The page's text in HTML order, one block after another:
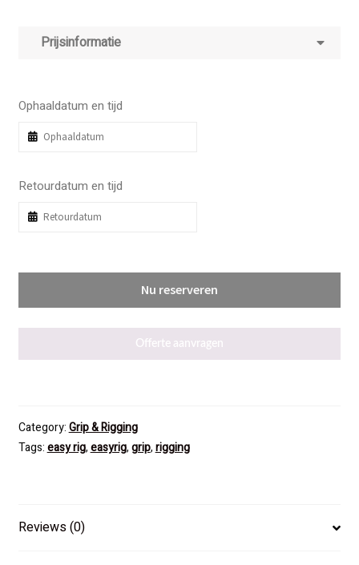
Prijsinformatie
Ophaaldatum en tijd
Retourdatum en tijd
Nu reserveren
Offerte aanvragen
Category:Grip & Rigging
Tags:easy rig,easyrig,grip,rigging
Reviews (0)